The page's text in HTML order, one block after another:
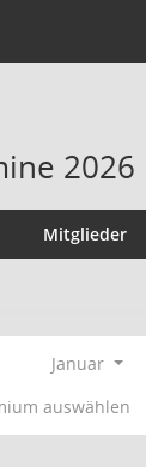
2026
Mitglieder
Januar
auswählen